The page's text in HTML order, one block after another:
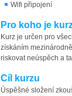
Wifi připojení
Pro koho je
Kurz je určen pro
získáním
riskovat neúspěch a
Cíl kurzu
Úspěšné složení